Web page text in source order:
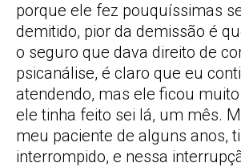
porque ele fez pouquíssimas
demitido, pior da demissão é
o seguro que dava direito de
psicanálise, é claro que eu
atendendo, mas ele ficou
ele tinha feito sei lá, um mês.
meu paciente de alguns anos,
interrompido, e nessa